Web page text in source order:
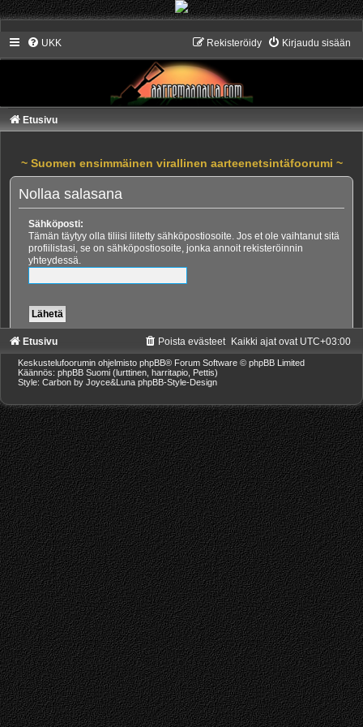
UKK Kirjaudu sisään
Rekisteröidy
Etusivu
~ Suomen ensimmäinen virallinen aarteenetsintäfoorumi ~
Nollaa salasana
Sähköposti:
Tämän täytyy olla tiliisi liitetty sähköpostiosoite. Jos et ole vaihtanut sitä
profiilistasi, se on sähköpostiosoite, jonka annoit rekisteröinnin
yhteydessä.
Etusivu Kaikki ajat ovat UTC+03:00
Poista evästeet
Keskustelufoorumin ohjelmisto phpBB® Forum Software © phpBB Limited
Käännös: phpBB Suomi (lurttinen, harritapio, Pettis)
Style: Carbon by Joyce&Luna phpBB-Style-Design